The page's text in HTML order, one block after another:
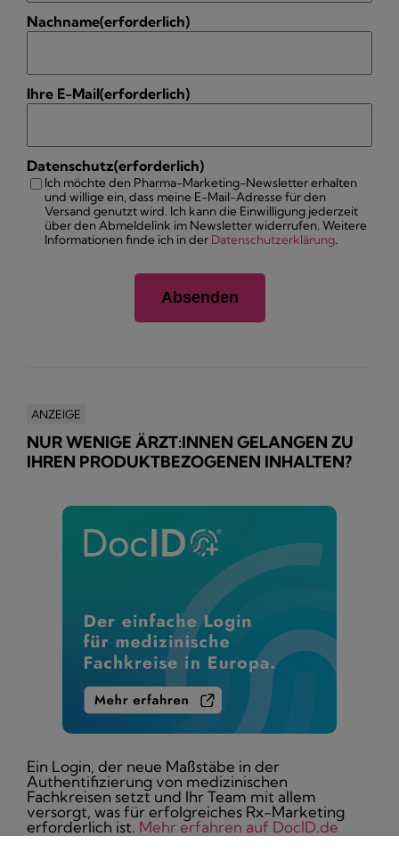
Nachname(erforderlich)
Ihre E-Mail(erforderlich)
Datenschutz(erforderlich)
Ich möchte den Pharma-Marketing-Newsletter erhalten
und willige ein, dass meine E-Mail-Adresse für den
Versand genutzt wird. Ich kann die Einwilligung jederzeit
über den Abmeldelink im Newsletter widerrufen. Weitere
Informationen finde ich in der Datenschutzerklärung
ANZEIGE
NUR WENIGE ÄRZT:INNEN GELANGEN ZU
IHREN PRODUKTBEZOGENEN INHALTEN?
Ein Login, der neue Maßstäbe in der
Authentifizierung von medizinischen
Fachkreisen setzt und Ihr Team mit allem
versorgt, was für erfolgreiches Rx-Marketing
erforderlich ist. Mehr erfahren auf DocID.de